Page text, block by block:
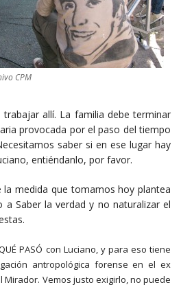
CPM
allí. La familia debe terminar
provocada por el paso del tiempo
saber si en ese lugar hay
entiéndanlo, por favor.
la medida que tomamos hoy plantea
a Saber la verdad y no naturalizar el
PASÓ con Luciano, y para eso tiene
antropológica forense en el ex
Mirador. Vemos justo exigirlo, no puede